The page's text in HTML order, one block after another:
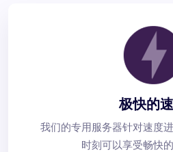
极快的
我们的专用服务器针对速度
时刻可以享受畅快的